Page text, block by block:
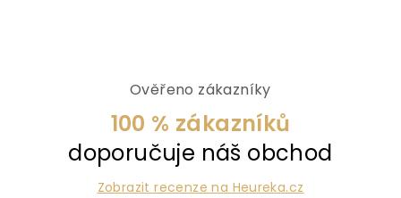
Ověřeno zákazníky
100 % zákazníků
doporučuje náš obchod
Zobrazit recenze na Heureka.cz